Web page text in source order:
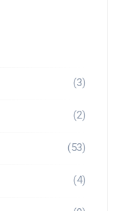
(3)
(2)
(53)
(4)